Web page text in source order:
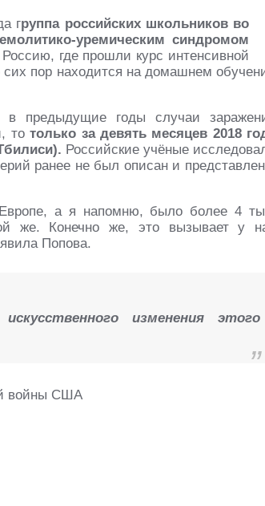
группа российских школьников во
уремическим синдромом
где прошли курс интенсивной
пор находится на домашнем
предыдущие годы случаи
тотолько за девять месяцев 2018
Российские учёные
ранее не был описан и
а я напомню, было более 4
же. Конечно же, это вызывает у
Попова.
искусственного изменения этого